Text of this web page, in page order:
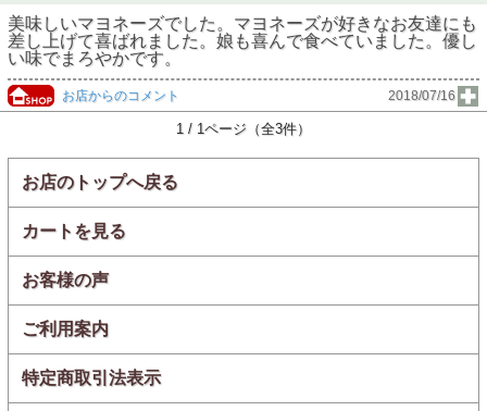
美味しいマヨネーズでした。マヨネーズが好きなお友達にも
差し上げて喜ばれました。娘も喜んで食べていました。優し
い味でまろやかです。
お店からのコメント 2018/07/16
1 / 1ページ（全3件）
お店のトップへ戻る
カートを見る
お客様の声
ご利用案内
特定商取引法表示